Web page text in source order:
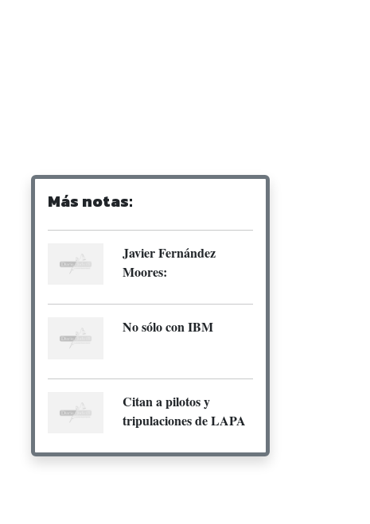
Más notas:
Javier Fernández
Moores:
No sólo con IBM
Citan a pilotos y
tripulaciones de LAPA